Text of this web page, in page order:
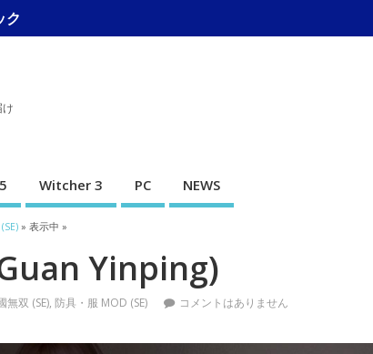
ク
Witcher 3 PC NEWS
» 表示中 »
Yinping)
無双 (SE), 防具・服 MOD (SE) コメントはありません